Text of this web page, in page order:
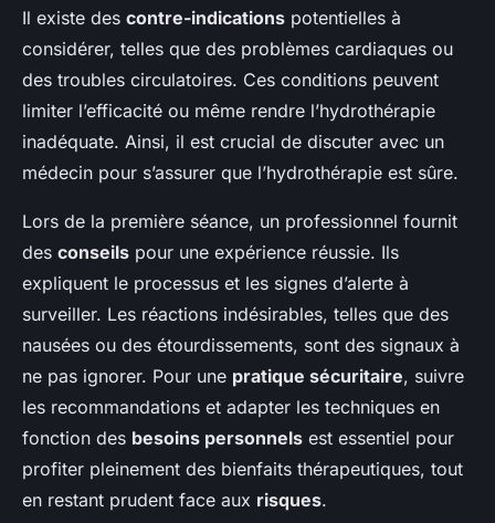
Il existe des contre-indications potentielles à
considérer, telles que des problèmes cardiaques ou
des troubles circulatoires. Ces conditions peuvent
limiter l’efficacité ou même rendre l’hydrothérapie
inadéquate. Ainsi, il est crucial de discuter avec un
médecin pour s’assurer que l’hydrothérapie est sûre.
Lors de la première séance, un professionnel fournit
des conseils pour une expérience réussie. Ils
expliquent le processus et les signes d’alerte à
surveiller. Les réactions indésirables, telles que des
nausées ou des étourdissements, sont des signaux à
ne pas ignorer. Pour une pratique sécuritaire, suivre
les recommandations et adapter les techniques en
fonction des besoins personnels est essentiel pour
profiter pleinement des bienfaits thérapeutiques, tout
en restant prudent face aux risques.